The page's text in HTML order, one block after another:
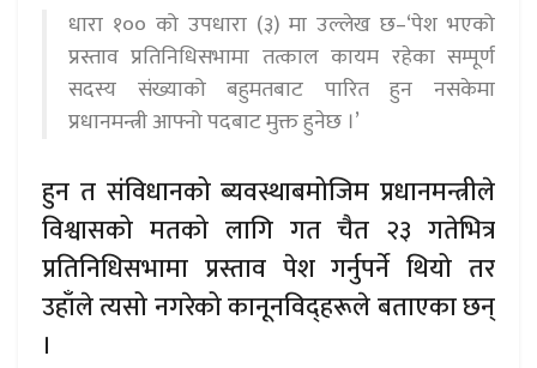
धारा १०० को उपधारा (३) मा उल्लेख छ–‘पेश भएको
प्रस्ताव प्रतिनिधिसभामा तत्काल कायम रहेका सम्पूर्ण
सदस्य संख्याको बहुमतबाट पारित हुन नसकेमा
प्रधानमन्त्री आफ्नो पदबाट मुक्त हुनेछ ।’
हुन त संविधानको ब्यवस्थाबमोजिम प्रधानमन्त्रीले
विश्वासको मतको लागि गत चैत २३ गतेभित्र
प्रतिनिधिसभामा प्रस्ताव पेश गर्नुपर्ने थियो तर
उहाँले त्यसो नगरेको कानूनविद्हरूले बताएका छन्
।